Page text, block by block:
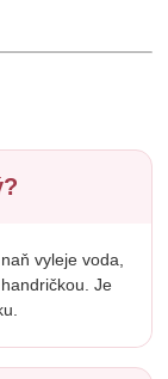
vyleje voda,
Je